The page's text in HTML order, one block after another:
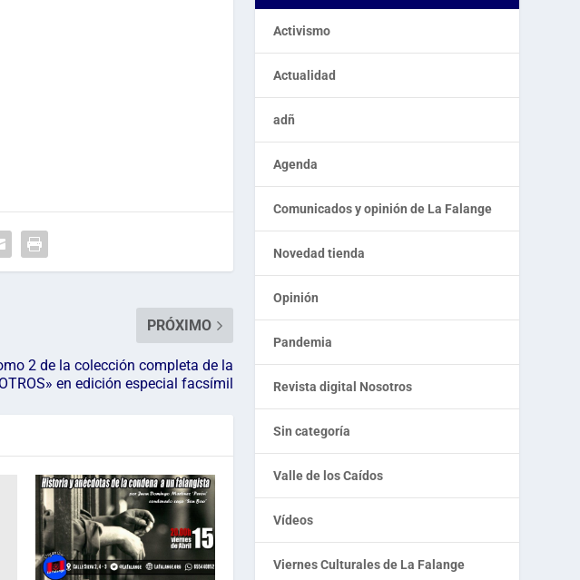
PRÓXIMO
2 de la colección completa de la
en edición especial facsímil
Activismo
Actualidad
adñ
Agenda
Comunicados y opinión de La Falange
Novedad tienda
Opinión
Pandemia
Revista digital Nosotros
Sin categoría
Valle de los Caídos
Vídeos
Viernes Culturales de La Falange